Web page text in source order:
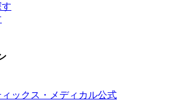
ックス・メディカル公式